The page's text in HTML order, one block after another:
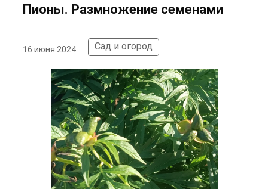
Пионы. Размножение семенами
16 июня 2024 Сад и огород